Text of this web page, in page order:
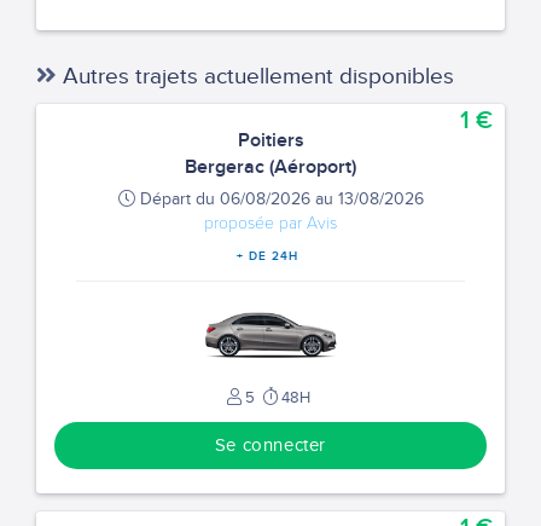
Autres trajets actuellement disponibles
Poitiers
Bergerac (Aéroport)
Départ du 06/08/2026 au 13/08/2026
proposée par Avis
+ DE 24H
5 48H
1 €
Se connecter